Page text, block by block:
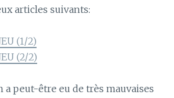
articles suivants:
(1/2)
(2/2)
a peut-être eu de très mauvaises